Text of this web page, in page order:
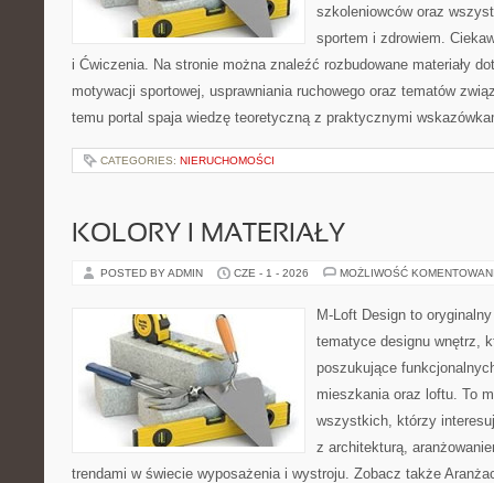
szkoleniowców oraz
sportem i zdrowiem.
i Ćwiczenia. Na stronie można znaleźć rozbudowane materiały
motywacji sportowej, usprawniania ruchowego oraz tematów
temu portal spaja wiedzę teoretyczną z praktycznymi
CATEGORIES: NIERUCHOMOŚCI
KOLORY I MATERIAŁY
POSTED BY ADMIN CZE - 1 - 2026 MOŻLIWOŚĆ
M-Loft Design to
tematyce designu wnętrz,
poszukujące
mieszkania oraz loftu. To
wszystkich, którzy
z architekturą,
trendami w świecie wyposażenia i wystroju. Zobacz także